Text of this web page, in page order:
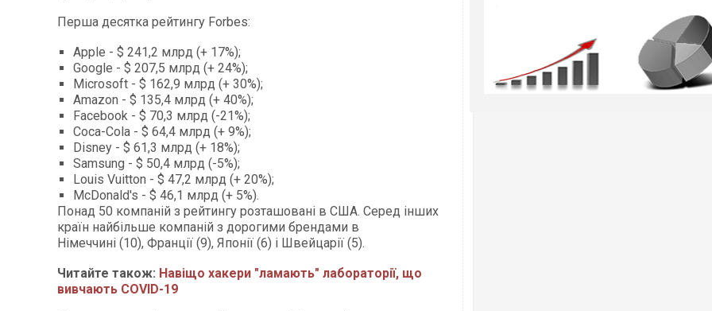
Перша десятка рейтингу Forbes:
Apple - $ 241,2 млрд (+ 17%);
Google - $ 207,5 млрд (+ 24%);
Microsoft - $ 162,9 млрд (+ 30%);
Amazon - $ 135,4 млрд (+ 40%);
Facebook - $ 70,3 млрд (-21%);
Coca-Cola - $ 64,4 млрд (+ 9%);
Disney - $ 61,3 млрд (+ 18%);
Samsung - $ 50,4 млрд (-5%);
Louis Vuitton - $ 47,2 млрд (+ 20%);
McDonald's - $ 46,1 млрд (+ 5%).
Понад 50 компаній з рейтингу розташовані в США. Серед інших
країн найбільше компаній з дорогими брендами в
Німеччині (10), Франції (9), Японії (6) і Швейцарії (5).
Читайте також: Навіщо хакери "ламають" лабораторії, що
вивчають COVID-19